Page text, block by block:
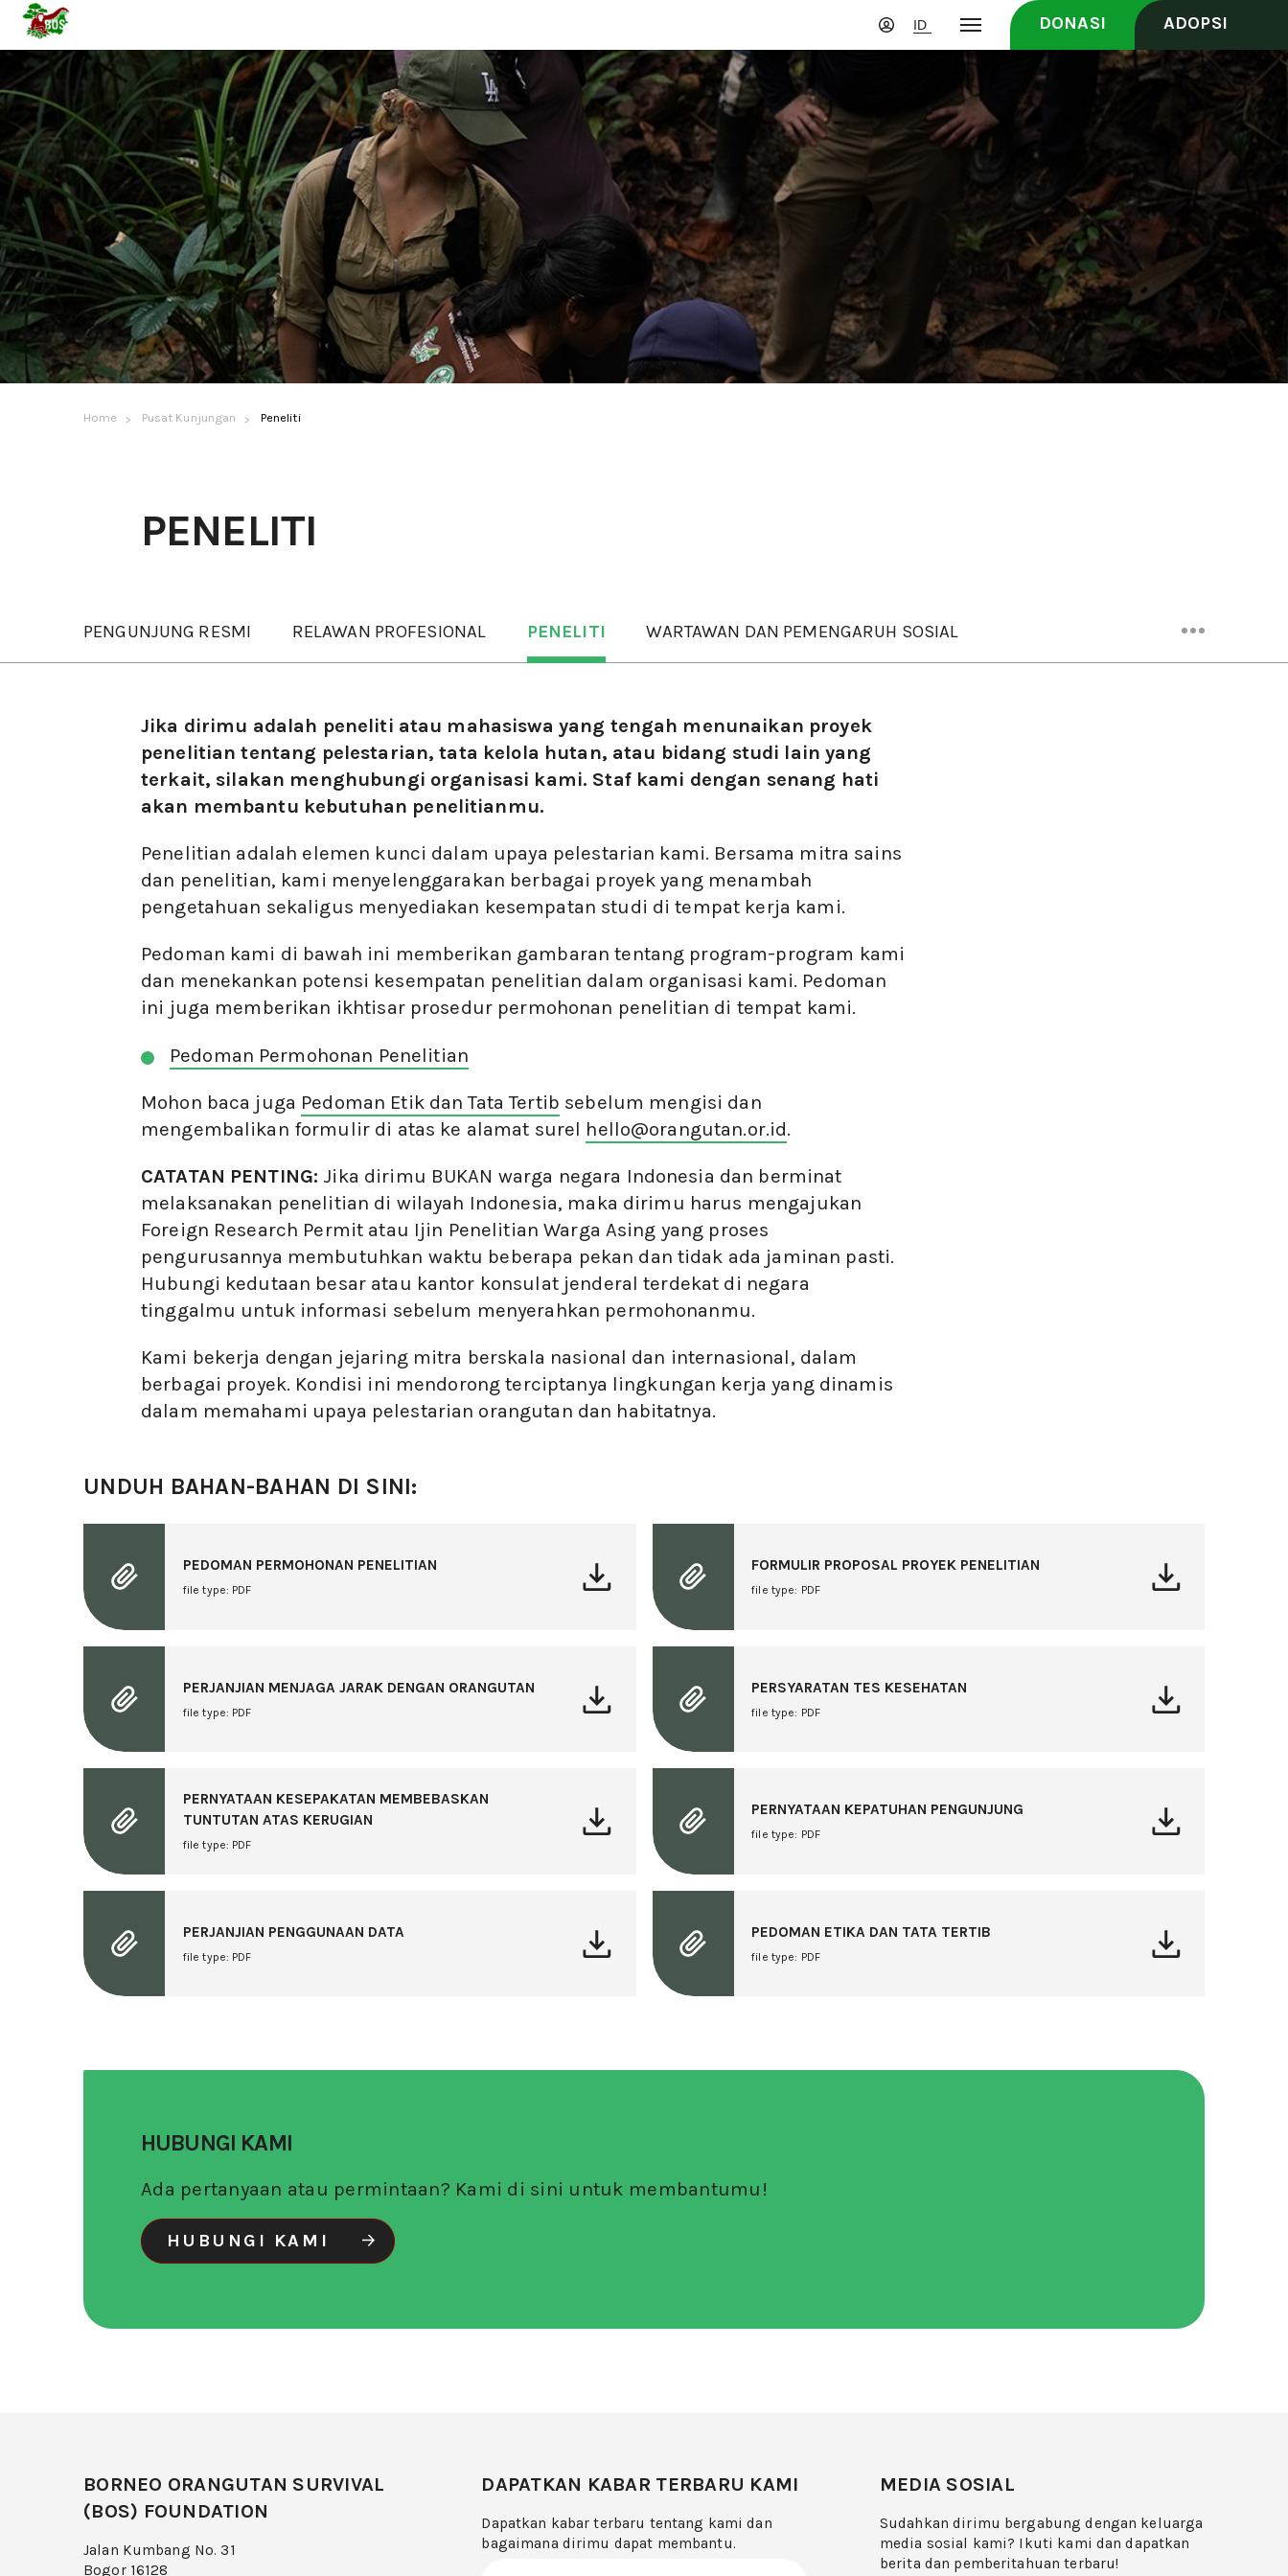
DONASI ADOPSI
Home Pusat Kunjungan Peneliti
PENELITI
PENGUNJUNG RESMI RELAWAN PROFESIONAL PENELITI WARTAWAN DAN PEMENGARUH SOSIAL
Jika dirimu adalah peneliti atau mahasiswa yang tengah menunaikan proyek
penelitian tentang pelestarian, tata kelola hutan, atau bidang studi lain yang
terkait, silakan menghubungi organisasi kami. Staf kami dengan senang hati
akan membantu kebutuhan penelitianmu.
Penelitian adalah elemen kunci dalam upaya pelestarian kami. Bersama mitra sains
dan penelitian, kami menyelenggarakan berbagai proyek yang menambah
pengetahuan sekaligus menyediakan kesempatan studi di tempat kerja kami.
Pedoman kami di bawah ini memberikan gambaran tentang program-program kami
dan menekankan potensi kesempatan penelitian dalam organisasi kami. Pedoman
ini juga memberikan ikhtisar prosedur permohonan penelitian di tempat kami.
Pedoman Permohonan Penelitian
Mohon baca juga Pedoman Etik dan Tata Tertib sebelum mengisi dan
mengembalikan formulir di atas ke alamat surel hello@orangutan.or.id.
CATATAN PENTING: Jika dirimu BUKAN warga negara Indonesia dan berminat
melaksanakan penelitian di wilayah Indonesia, maka dirimu harus mengajukan
Foreign Research Permit atau Ijin Penelitian Warga Asing yang proses
pengurusannya membutuhkan waktu beberapa pekan dan tidak ada jaminan pasti.
Hubungi kedutaan besar atau kantor konsulat jenderal terdekat di negara
tinggalmu untuk informasi sebelum menyerahkan permohonanmu.
Kami bekerja dengan jejaring mitra berskala nasional dan internasional, dalam
berbagai proyek. Kondisi ini mendorong terciptanya lingkungan kerja yang dinamis
dalam memahami upaya pelestarian orangutan dan habitatnya.
UNDUH BAHAN-BAHAN DI SINI:
PEDOMAN PERMOHONAN PENELITIAN
file type: PDF
FORMULIR PROPOSAL PROYEK PENELITIAN
file type: PDF
PERJANJIAN MENJAGA JARAK DENGAN ORANGUTAN
file type: PDF
PERSYARATAN TES KESEHATAN
file type: PDF
PERNYATAAN KESEPAKATAN MEMBEBASKAN
TUNTUTAN ATAS KERUGIAN
file type: PDF
PERNYATAAN KEPATUHAN PENGUNJUNG
file type: PDF
PERJANJIAN PENGGUNAAN DATA
file type: PDF
PEDOMAN ETIKA DAN TATA TERTIB
file type: PDF
HUBUNGI KAMI
Ada pertanyaan atau permintaan? Kami di sini untuk membantumu!
HUBUNGI KAMI
BORNEO ORANGUTAN SURVIVAL
(BOS) FOUNDATION
Jalan Kumbang No. 31
Bogor 16128
DAPATKAN KABAR TERBARU KAMI
Dapatkan kabar terbaru tentang kami dan
bagaimana dirimu dapat membantu.
MEDIA SOSIAL
Sudahkan dirimu bergabung dengan keluarga
media sosial kami? Ikuti kami dan dapatkan
berita dan pemberitahuan terbaru!